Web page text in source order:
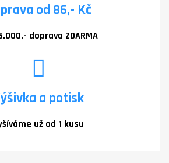
od 86,- Kč
doprava ZDARMA
a potisk
už od 1 kusu